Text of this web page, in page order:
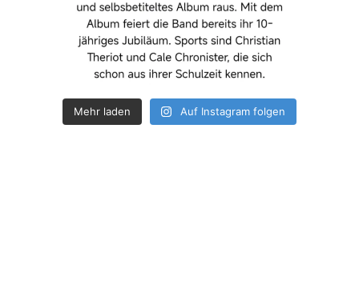
Mehr laden Auf Instagram folgen